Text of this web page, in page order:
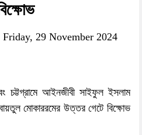
29 November 2024
চট্টগ্রামে আইনজীবী সাইফুল ইসলাম
মোকাররমের উত্তর গেটে বিক্ষোভ